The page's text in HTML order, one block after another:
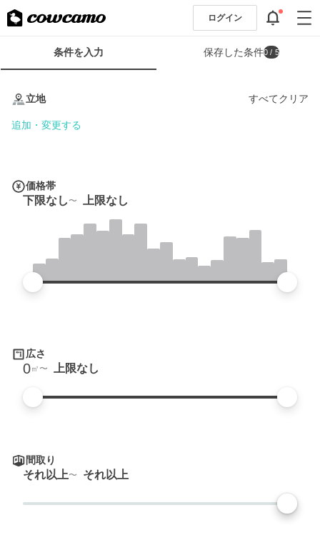
ログイン
条
条件を入力 保存した条件0 / 5
立地 すべてクリア
追加・変更する
価格帯
下限なし 上限なし
広さ
0㎡ 上限なし
間取り
それ以上 それ以上